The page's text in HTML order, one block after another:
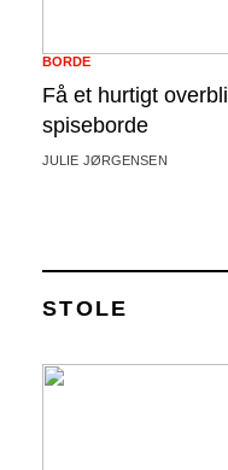
Få et hurtigt
spiseborde
BORDE
JULIE JØRGENSEN
STOLE